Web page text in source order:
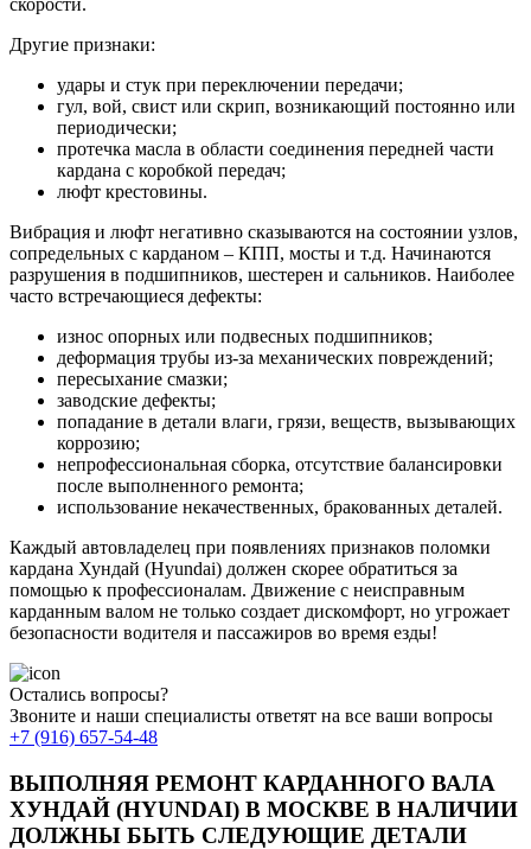
Другие признаки:
удары и стук при переключении передачи;
гул, вой, свист или скрип, возникающий постоянно или
периодически;
протечка масла в области соединения передней части
кардана с коробкой передач;
люфт крестовины.
Вибрация и люфт негативно сказываются на состоянии узлов,
сопредельных с карданом – КПП, мосты и т.д. Начинаются
разрушения в подшипников, шестерен и сальников. Наиболее
часто встречающиеся дефекты:
износ опорных или подвесных подшипников;
деформация трубы из-за механических повреждений;
пересыхание смазки;
заводские дефекты;
попадание в детали влаги, грязи, веществ, вызывающих
коррозию;
непрофессиональная сборка, отсутствие балансировки
после выполненного ремонта;
использование некачественных, бракованных деталей.
Каждый автовладелец при появлениях признаков поломки
кардана Хундай (Hyundai) должен скорее обратиться за
помощью к профессионалам. Движение с неисправным
карданным валом не только создает дискомфорт, но угрожает
безопасности водителя и пассажиров во время езды!
Остались вопросы?
Звоните и наши специалисты ответят на все ваши вопросы
+7 (916) 657-54-48
ВЫПОЛНЯЯ РЕМОНТ КАРДАННОГО ВАЛА
ХУНДАЙ (HYUNDAI) В МОСКВЕ В НАЛИЧИИ
ДОЛЖНЫ БЫТЬ СЛЕДУЮЩИЕ ДЕТАЛИ